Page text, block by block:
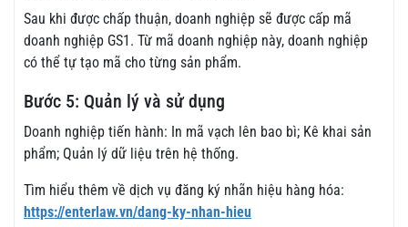
Sau khi được chấp thuận, doanh nghiệp sẽ được cấp mã
doanh nghiệp GS1. Từ mã doanh nghiệp này, doanh nghiệp
có thể tự tạo mã cho từng sản phẩm.
Bước 5: Quản lý và sử dụng
Doanh nghiệp tiến hành: In mã vạch lên bao bì; Kê khai sản
phẩm; Quản lý dữ liệu trên hệ thống.
Tìm hiểu thêm về dịch vụ đăng ký nhãn hiệu hàng hóa:
https://enterlaw.vn/dang-ky-nhan-hieu